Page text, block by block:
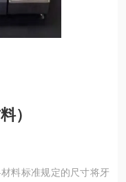
）
料标准规定的尺寸将牙